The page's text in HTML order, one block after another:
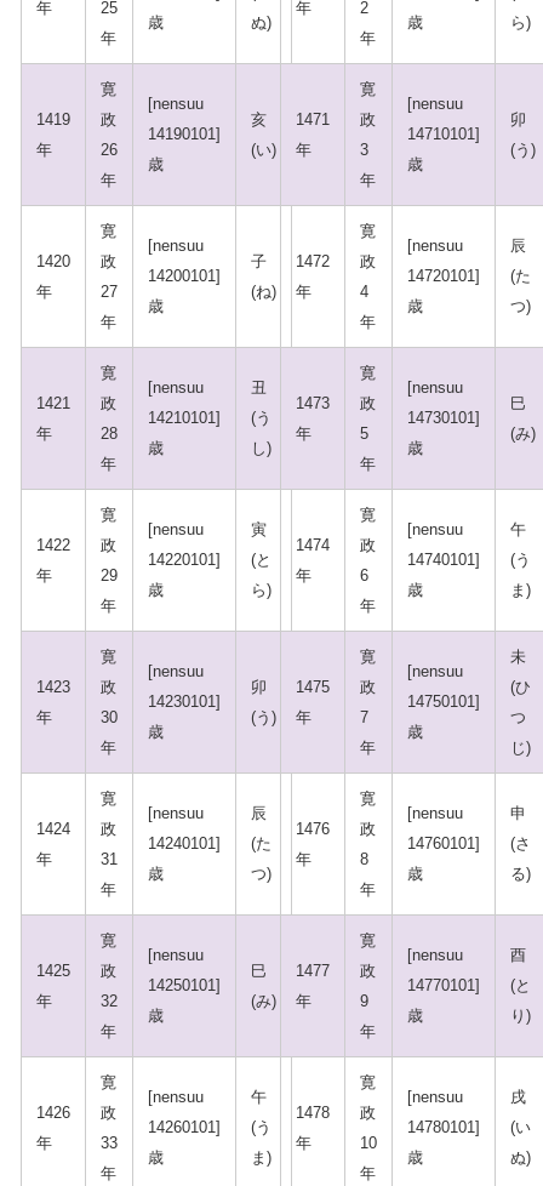
年
25
年
歳
ぬ)
1419
年
寛
政
26
年
[nensuu
14190101]
歳
亥
(い)
1420
年
寛
政
27
年
[nensuu
14200101]
歳
子
(ね)
1421
年
寛
政
28
年
[nensuu
14210101]
歳
丑
(う
し)
1422
年
寛
政
29
年
[nensuu
14220101]
歳
寅
(と
ら)
1423
年
寛
政
30
年
[nensuu
14230101]
歳
卯
(う)
1424
年
寛
政
31
年
[nensuu
14240101]
歳
辰
(た
つ)
1425
年
寛
政
32
年
[nensuu
14250101]
歳
巳
(み)
1426
年
寛
政
33
年
[nensuu
14260101]
歳
午
(う
ま)
年
2
年
歳
ら)
1471
年
寛
政
3
年
[nensuu
14710101]
歳
卯
(う)
1472
年
寛
政
4
年
[nensuu
14720101]
歳
辰
(た
つ)
1473
年
寛
政
5
年
[nensuu
14730101]
歳
巳
(み)
1474
年
寛
政
6
年
[nensuu
14740101]
歳
午
(う
ま)
1475
年
寛
政
7
年
[nensuu
14750101]
歳
未
(ひ
つ
じ)
1476
年
寛
政
8
年
[nensuu
14760101]
歳
申
(さ
る)
1477
年
寛
政
9
年
[nensuu
14770101]
歳
酉
(と
り)
1478
年
寛
政
10
年
[nensuu
14780101]
歳
戌
(い
ぬ)